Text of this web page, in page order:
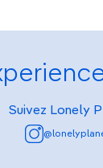
Suivez Lonely